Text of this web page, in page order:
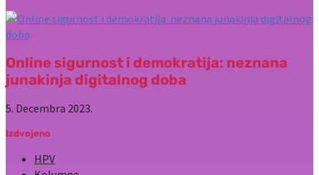
Online sigurnost i demokratija: neznana
junakinja digitalnog doba
5. Decembra 2023.
Izdvojeno
HPV